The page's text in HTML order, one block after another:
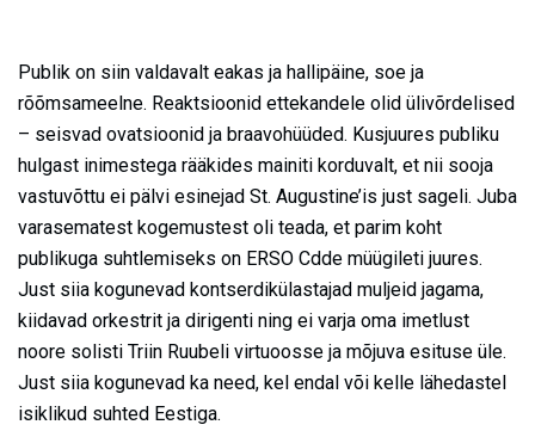
Publik on siin valdavalt eakas ja hallipäine, soe ja
rõõmsameelne. Reaktsioonid ettekandele olid ülivõrdelised
– seisvad ovatsioonid ja braavohüüded. Kusjuures publiku
hulgast inimestega rääkides mainiti korduvalt, et nii sooja
vastuvõttu ei pälvi esinejad St. Augustine’is just sageli. Juba
varasematest kogemustest oli teada, et parim koht
publikuga suhtlemiseks on ERSO Cdde müügileti juures.
Just siia kogunevad kontserdikülastajad muljeid jagama,
kiidavad orkestrit ja dirigenti ning ei varja oma imetlust
noore solisti Triin Ruubeli virtuoosse ja mõjuva esituse üle.
Just siia kogunevad ka need, kel endal või kelle lähedastel
isiklikud suhted Eestiga.